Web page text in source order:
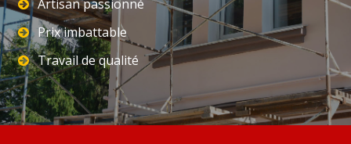
Artisan passionné
Prix imbattable
Travail de qualité